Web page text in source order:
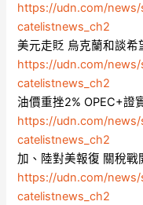
https://udn.com/news/
catelistnews_ch2
美元走貶 烏克蘭和談
https://udn.com/
catelistnews_ch2
油價重挫2% OPEC+證
https://udn.com/
catelistnews_ch2
加、陸對美報復 關稅戰
https://udn.com/
catelistnews_ch2